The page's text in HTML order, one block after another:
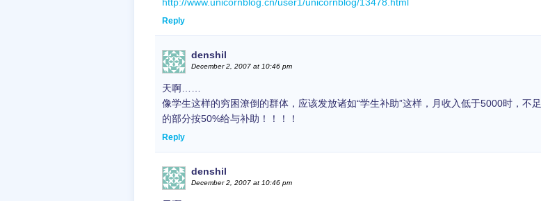
Reply
denshil
December 2, 2007 at 10:46 pm
天啊……
像学生这样的穷困潦倒的群体，应该发放诸如“学生补助”这样，月收入低于5000时，不足
的部分按50%给与补助！！！！
Reply
denshil
December 2, 2007 at 10:46 pm